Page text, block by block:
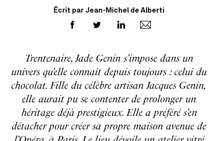
Écrit par Jean-Michel de Alberti
Trentenaire, Jade Genin s’impose dans un
univers qu’elle connaît depuis toujours : celui du
chocolat. Fille du célèbre artisan Jacques Genin,
elle aurait pu se contenter de prolonger un
héritage déjà prestigieux. Elle a préféré s’en
détacher pour créer sa propre maison avenue de